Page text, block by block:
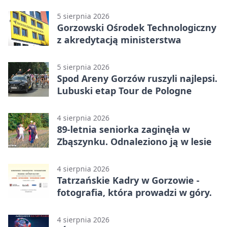
5 sierpnia 2026
Gorzowski Ośrodek Technologiczny
z akredytacją ministerstwa
5 sierpnia 2026
Spod Areny Gorzów ruszyli najlepsi.
Lubuski etap Tour de Pologne
4 sierpnia 2026
89-letnia seniorka zaginęła w
Zbąszynku. Odnaleziono ją w lesie
4 sierpnia 2026
Tatrzańskie Kadry w Gorzowie -
fotografia, która prowadzi w góry.
4 sierpnia 2026